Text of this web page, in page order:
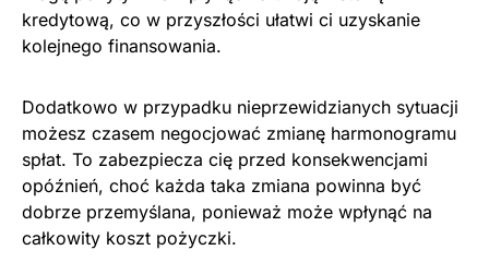
kredytową, co w przyszłości ułatwi ci uzyskanie
kolejnego finansowania.
Dodatkowo w przypadku nieprzewidzianych sytuacji
możesz czasem negocjować zmianę harmonogramu
spłat. To zabezpiecza cię przed konsekwencjami
opóźnień, choć każda taka zmiana powinna być
dobrze przemyślana, ponieważ może wpłynąć na
całkowity koszt pożyczki.